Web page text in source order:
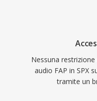
Nessuna
audio FAP in SPX
tramite un